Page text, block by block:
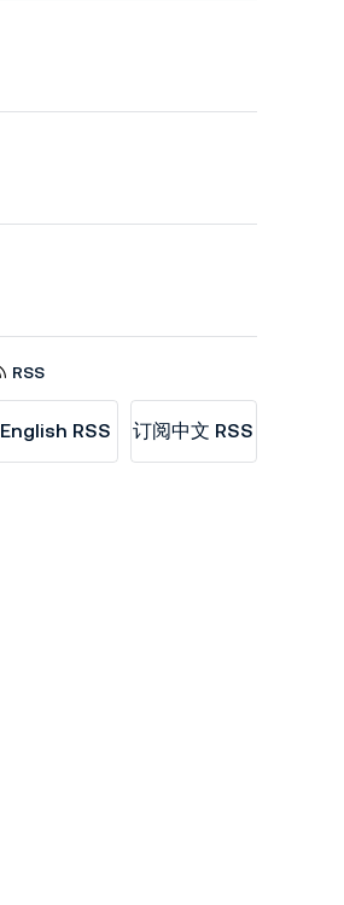
RSS
English RSS 订阅中文 RSS